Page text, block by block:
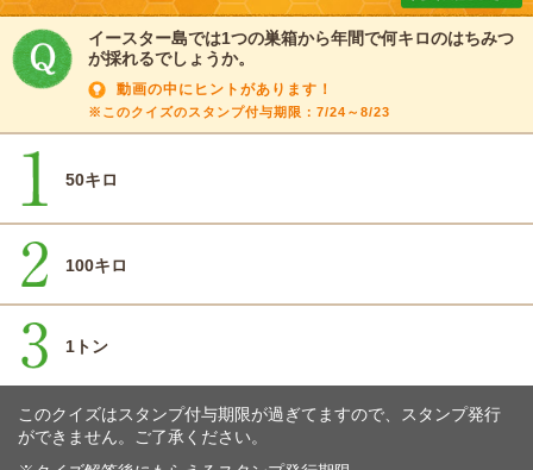
イースター島では1つの巣箱から年間で何キロのはちみつ
が採れるでしょうか。
動画の中にヒントがあります！
※このクイズのスタンプ付与期限：7/24～8/23
50キロ
100キロ
1トン
このクイズはスタンプ付与期限が過ぎてますので、スタンプ発行
ができません。ご了承ください。